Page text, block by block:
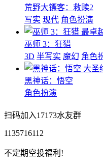
荒野大镖客：救赎2
写实 现代 角色扮演
最卓
巫师 3：狂猎
3D 半写实 魔幻 角色
大圣
黑神话：悟空
角色扮演
扫码加入17173水友群
1135716112
不定期空投福利!